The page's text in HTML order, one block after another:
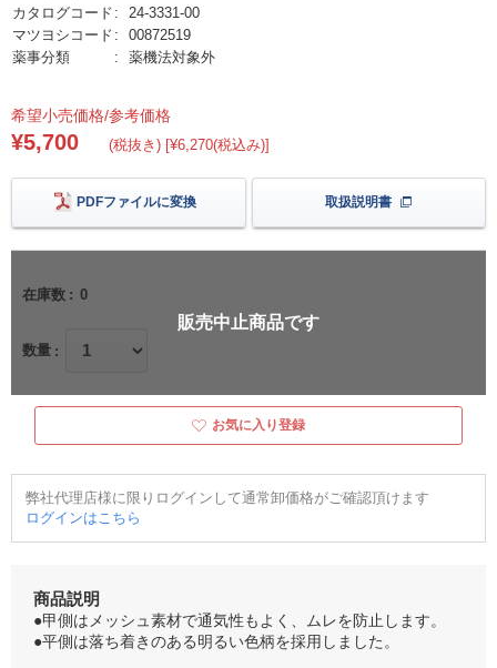
カタログコード
24-3331-00
マツヨシコード
00872519
薬事分類
薬機法対象外
希望小売価格/参考価格
¥5,700 (税抜き) [¥6,270(税込み)]
PDFファイルに変換 取扱説明書
在庫数 0
数量
販売中止商品です
お気に入り登録
弊社代理店様に限りログインして通常卸価格がご確認頂けます
ログインはこちら
商品説明
●甲側はメッシュ素材で通気性もよく、ムレを防止します。
●平側は落ち着きのある明るい色柄を採用しました。